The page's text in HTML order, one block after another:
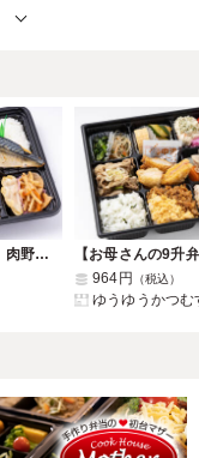
【さばどーん弁当】肉野菜炒め弁当
964円 （税込）
ゆうゆうかつむ